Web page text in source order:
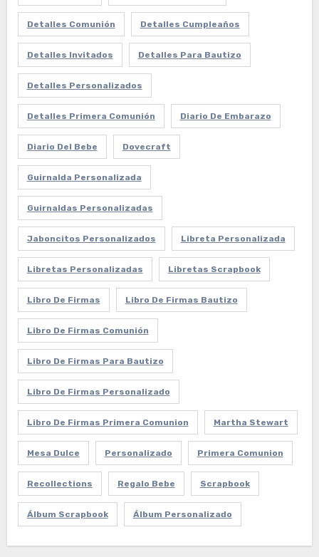
Detalles Comunión Detalles Cumpleaños
Detalles Invitados Detalles Para Bautizo
Detalles Personalizados
Detalles Primera Comunión Diario De Embarazo
Diario Del Bebe Dovecraft
Guirnalda Personalizada
Guirnaldas Personalizadas
Jaboncitos Personalizados Libreta Personalizada
Libretas Personalizadas Libretas Scrapbook
Libro De Firmas Libro De Firmas Bautizo
Libro De Firmas Comunión
Libro De Firmas Para Bautizo
Libro De Firmas Personalizado
Libro De Firmas Primera Comunion Martha Stewart
Mesa Dulce Personalizado Primera Comunion
Recollections Regalo Bebe Scrapbook
Álbum Scrapbook Álbum Personalizado